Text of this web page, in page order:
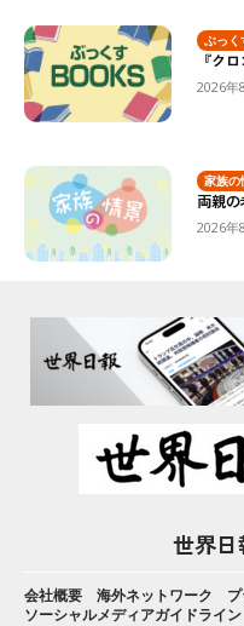
ぶっく
『ク
2026年
家族の
両親
2026年
世界日
会社概要 海外ネットワーク
ソーシャルメディアガイドライン